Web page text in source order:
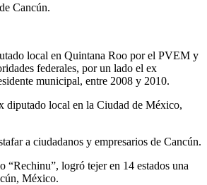
Cancún.
local en Quintana Roo por el PVEM y
federales, por un lado el ex
municipal, entre 2008 y 2010.
diputado local en la Ciudad de México,
a ciudadanos y empresarios de Cancún.
logró tejer en 14 estados una
México.